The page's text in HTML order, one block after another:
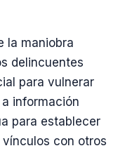
la maniobra
delincuentes
para vulnerar
información
para establecer
con otros